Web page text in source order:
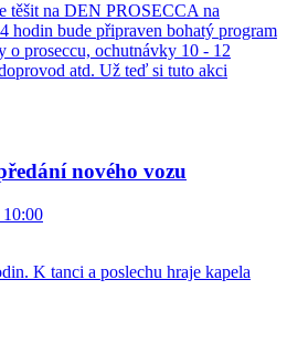
těšit na DEN PROSECCA na
hodin bude připraven bohatý program
o proseccu, ochutnávky 10 - 12
atd. Už teď si tuto akci
nového vozu
10:00
K tanci a poslechu hraje kapela